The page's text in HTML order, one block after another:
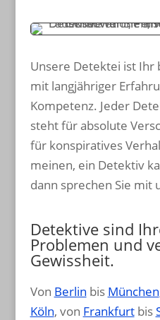
Unsere Detektei ist
mit langjähriger
Kompetenz. Jeder
steht für absolute
für konspiratives
meinen, ein Detektiv
dann sprechen Sie mit
Detektive sind
Problemen und
Gewissheit.
Von Berlin bis München
Köln, von Frankfurtbis